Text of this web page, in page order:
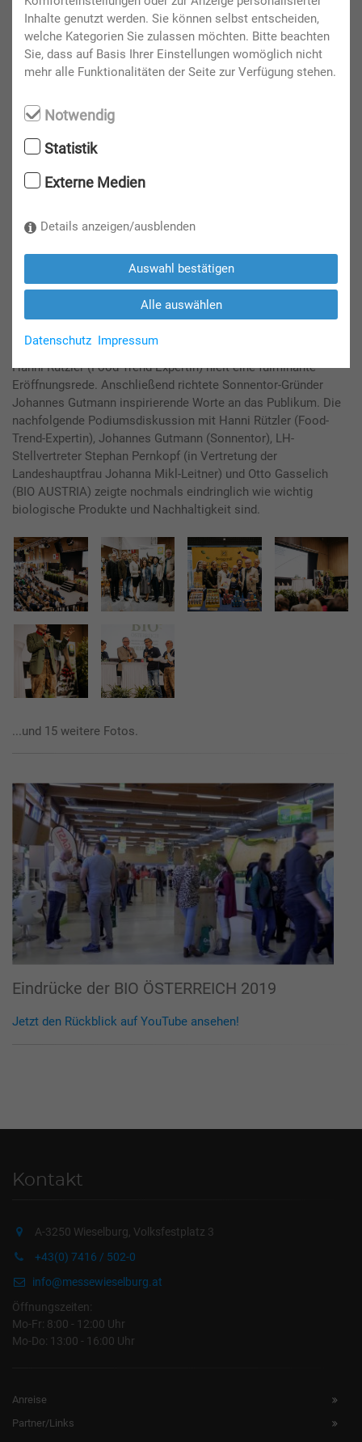
Eröffnung und
Presserundgang 2022
Schon die Eröffnung brachte Größen der Szene auf die Bühne:
Hanni Rützler (Food-Trend-Expertin) hielt eine fulminante
Eröffnungsrede. Anschließend richtete Sonnentor-Gründer
Johannes Gutmann inspirierende Worte an das Publikum. Die
nachfolgende Podiumsdiskussion mit Hanni Rützler (Food-
Trend-Expertin), Johannes Gutmann (Sonnentor), LH-
Stellvertreter Stephan Pernkopf (in Vertretung der
Landeshauptfrau Johanna Mikl-Leitner) und Otto Gasselich
(BIO AUSTRIA) zeigte nochmals eindringlich wie wichtig
biologische Produkte und Nachhaltigkeit sind.
...und 15 weitere Fotos.
Eindrücke der BIO ÖSTERREICH 2019
Jetzt den Rückblick auf YouTube ansehen!
Kontakt
A-3250 Wieselburg, Volksfestplatz 3
+43(0) 7416 / 502-0
info@messewieselburg.at
Öffnungszeiten:
Mo-Fr: 8:00 - 12:00 Uhr
Mo-Do: 13:00 - 16:00 Uhr
Anreise
Partner/Links
Inhalte genutzt werden. Sie können selbst entscheiden,
welche Kategorien Sie zulassen möchten. Bitte beachten
Sie, dass auf Basis Ihrer Einstellungen womöglich nicht
mehr alle Funktionalitäten der Seite zur Verfügung stehen.
Notwendig
Statistik
Externe Medien
Details anzeigen/ausblenden
Auswahl bestätigen
Alle auswählen
Datenschutz Impressum